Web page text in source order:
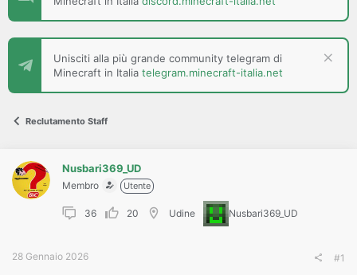
D
u
s
n
i
o
Unisciti alla più grande community telegram di
Minecraft in Italia telegram.minecraft-italia.net
Reclutamento Staff
Nusbari369_UD
Membro Utente
36 20 Udine Nusbari369_UD
28 Gennaio 2026 #1